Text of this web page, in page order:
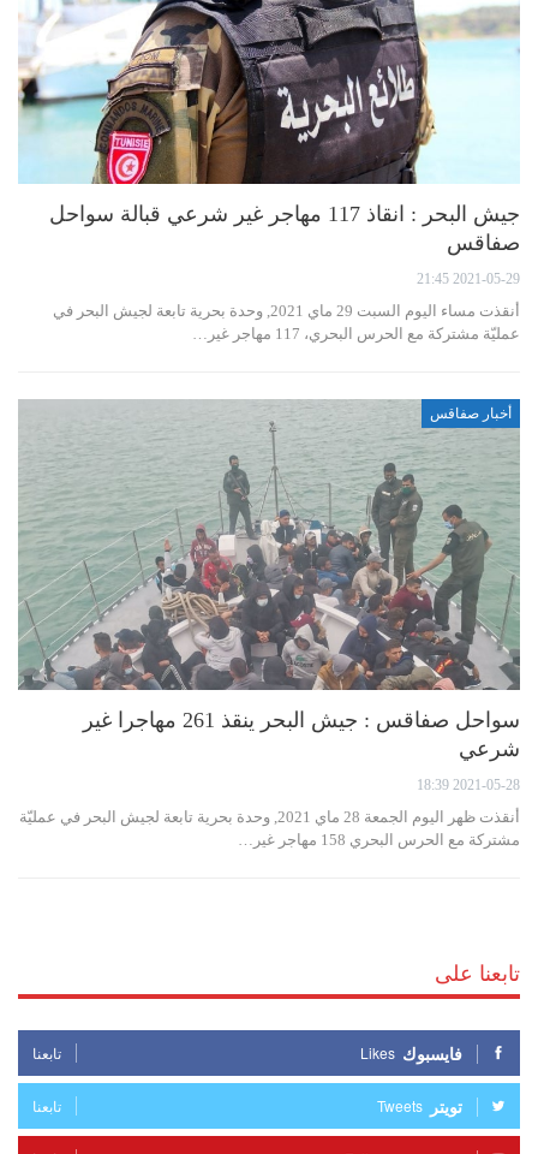
جيش البحر : انقاذ 117 مهاجر غير شرعي قبالة سواحل
صفاقس
2021-05-29 21:45
أنقذت مساء اليوم السبت 29 ماي 2021, وحدة بحرية تابعة لجيش البحر في
عمليّة مشتركة مع الحرس البحري، 117 مهاجر غير…
أخبار صفاقس
سواحل صفاقس : جيش البحر ينقذ 261 مهاجرا غير
شرعي
2021-05-28 18:39
أنقذت ظهر اليوم الجمعة 28 ماي 2021, وحدة بحرية تابعة لجيش البحر في عمليّة
مشتركة مع الحرس البحري 158 مهاجر غير…
تابعنا على
فايسبوك Likes تابعنا
تويتر Tweets تابعنا